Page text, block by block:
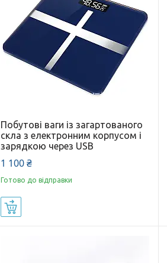
Побутові ваги із загартованого
скла з електронним корпусом і
зарядкою через USB
1 100 ₴
Готово до відправки